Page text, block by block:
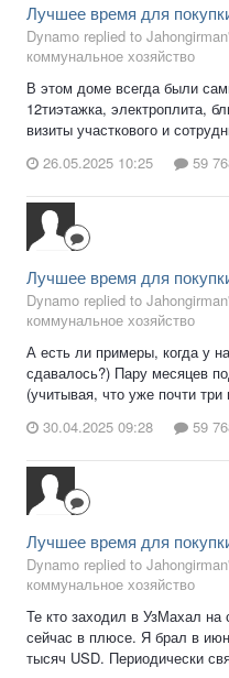
Лучшее время для
Dynamo replied to
коммунальное хозяйство
В этом доме всегда были
12тиэтажка, электроплита,
визиты участкового и
26.05.2025 10:25
59
Лучшее время для
Dynamo replied to
коммунальное хозяйство
А есть ли примеры, когда у
сдавалось?) Пару месяцев
(учитывая, что уже почти
30.04.2025 09:28
59
Лучшее время для
Dynamo replied to
коммунальное хозяйство
Те кто заходил в УзМахал на
сейчас в плюсе. Я брал в
тысяч USD. Периодически